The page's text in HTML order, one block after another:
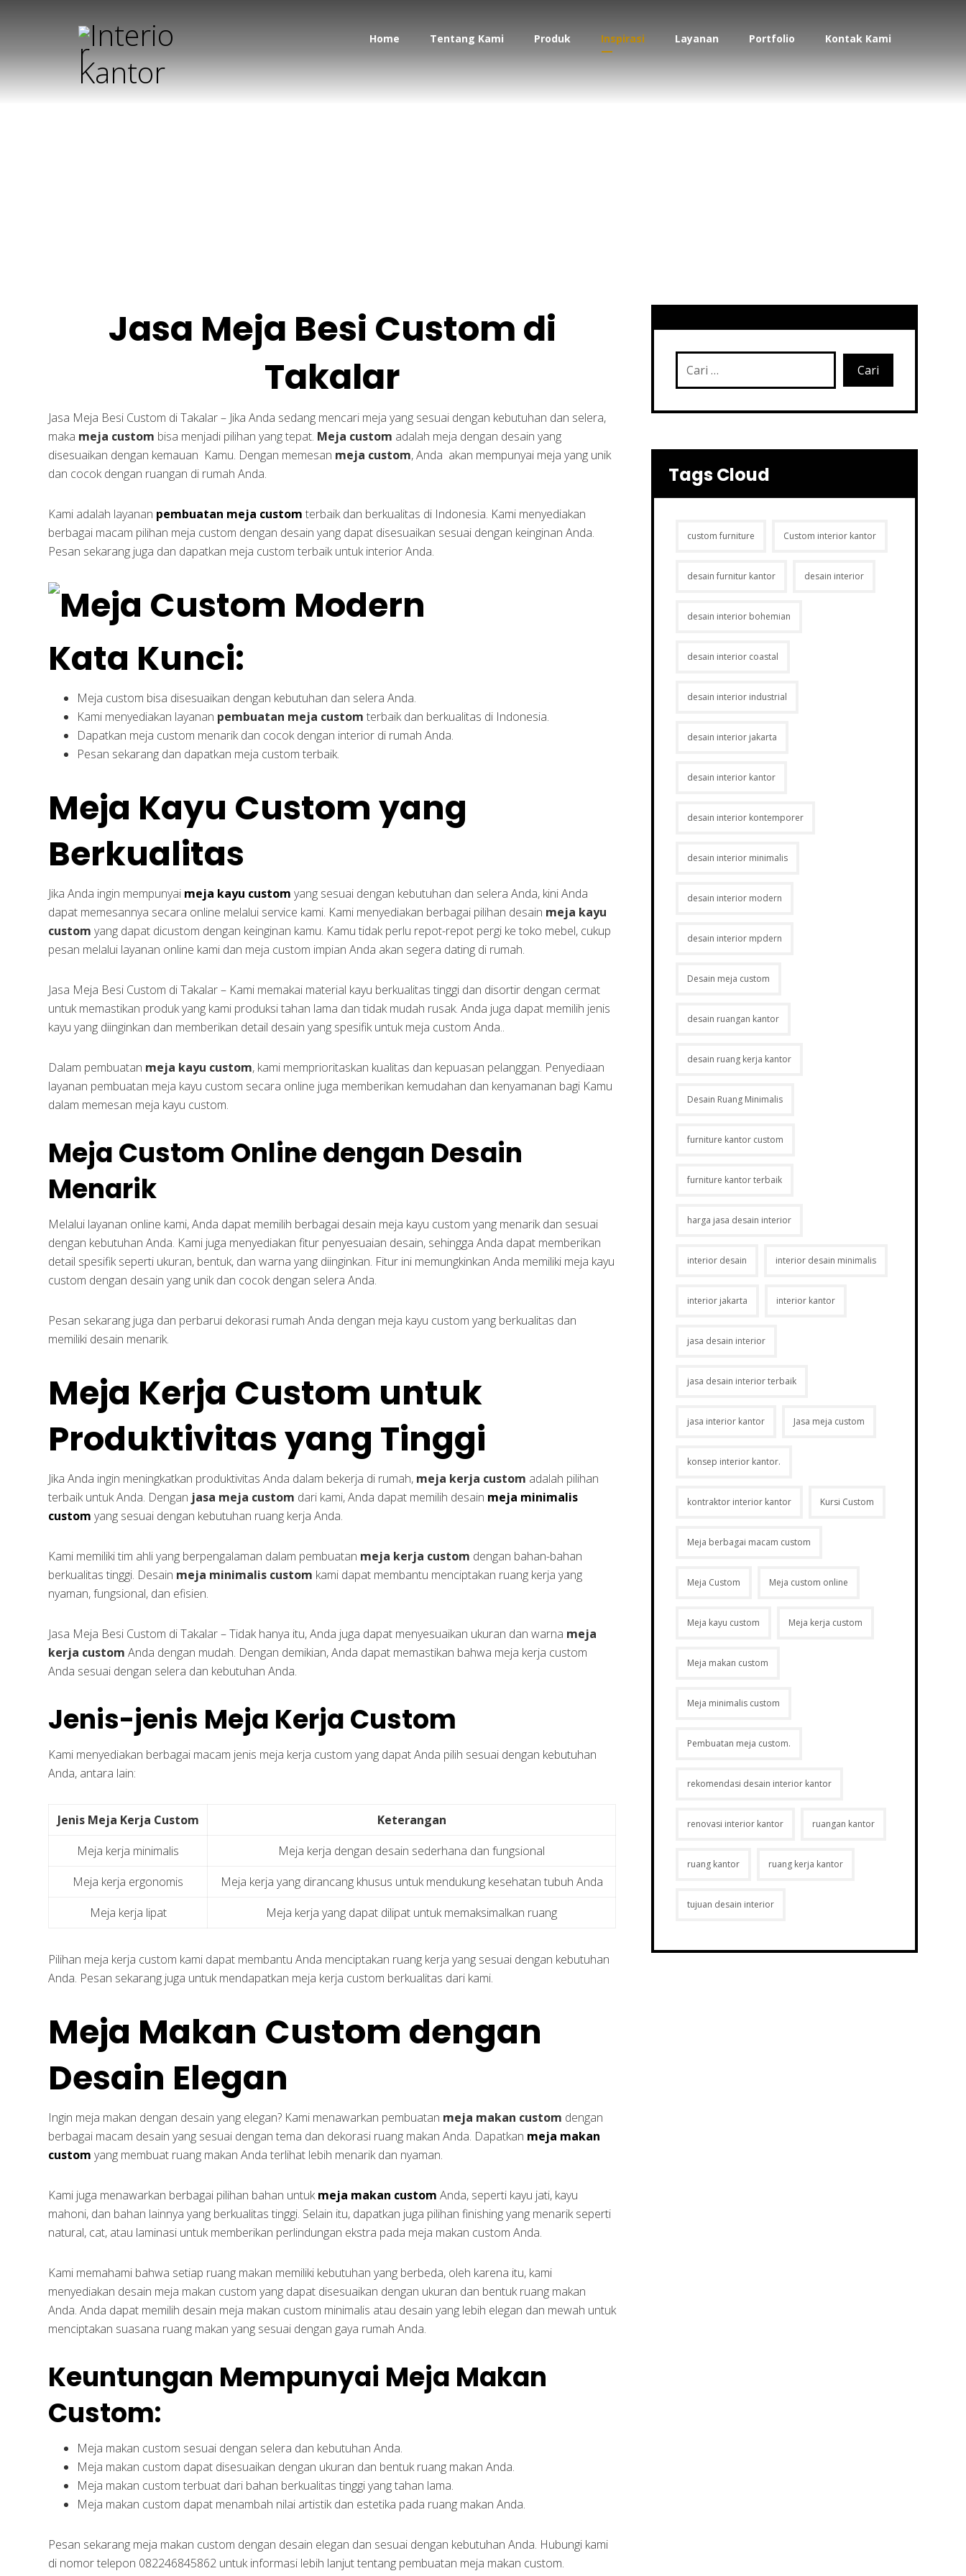
Home Tentang Kami Produk Inspirasi Layanan Portfolio Kontak Kami
Jasa Meja Besi Custom di
Takalar
Jasa Meja Besi Custom di Takalar – Jika Anda sedang mencari meja yang sesuai dengan kebutuhan dan selera,
maka meja custom bisa menjadi pilihan yang tepat. Meja custom adalah meja dengan desain yang
disesuaikan dengan kemauan Kamu. Dengan memesan meja custom, Anda akan mempunyai meja yang unik
dan cocok dengan ruangan di rumah Anda.
Kami adalah layanan pembuatan meja custom terbaik dan berkualitas di Indonesia. Kami menyediakan
berbagai macam pilihan meja custom dengan desain yang dapat disesuaikan sesuai dengan keinginan Anda.
Pesan sekarang juga dan dapatkan meja custom terbaik untuk interior Anda.
Kata Kunci:
Meja custom bisa disesuaikan dengan kebutuhan dan selera Anda.
Kami menyediakan layanan pembuatan meja custom terbaik dan berkualitas di Indonesia.
Dapatkan meja custom menarik dan cocok dengan interior di rumah Anda.
Pesan sekarang dan dapatkan meja custom terbaik.
Meja Kayu Custom yang
Berkualitas
Jika Anda ingin mempunyai meja kayu custom yang sesuai dengan kebutuhan dan selera Anda, kini Anda
dapat memesannya secara online melalui service kami. Kami menyediakan berbagai pilihan desain meja kayu
custom yang dapat dicustom dengan keinginan kamu. Kamu tidak perlu repot-repot pergi ke toko mebel, cukup
pesan melalui layanan online kami dan meja custom impian Anda akan segera dating di rumah.
Jasa Meja Besi Custom di Takalar – Kami memakai material kayu berkualitas tinggi dan disortir dengan cermat
untuk memastikan produk yang kami produksi tahan lama dan tidak mudah rusak. Anda juga dapat memilih jenis
kayu yang diinginkan dan memberikan detail desain yang spesifik untuk meja custom Anda..
Dalam pembuatan meja kayu custom, kami memprioritaskan kualitas dan kepuasan pelanggan. Penyediaan
layanan pembuatan meja kayu custom secara online juga memberikan kemudahan dan kenyamanan bagi Kamu
dalam memesan meja kayu custom.
Meja Custom Online dengan Desain
Menarik
Melalui layanan online kami, Anda dapat memilih berbagai desain meja kayu custom yang menarik dan sesuai
dengan kebutuhan Anda. Kami juga menyediakan fitur penyesuaian desain, sehingga Anda dapat memberikan
detail spesifik seperti ukuran, bentuk, dan warna yang diinginkan. Fitur ini memungkinkan Anda memiliki meja kayu
custom dengan desain yang unik dan cocok dengan selera Anda.
Pesan sekarang juga dan perbarui dekorasi rumah Anda dengan meja kayu custom yang berkualitas dan
memiliki desain menarik.
Meja Kerja Custom untuk
Produktivitas yang Tinggi
Jika Anda ingin meningkatkan produktivitas Anda dalam bekerja di rumah, meja kerja custom adalah pilihan
terbaik untuk Anda. Dengan jasa meja custom dari kami, Anda dapat memilih desain meja minimalis
custom yang sesuai dengan kebutuhan ruang kerja Anda.
Kami memiliki tim ahli yang berpengalaman dalam pembuatan meja kerja custom dengan bahan-bahan
berkualitas tinggi. Desain meja minimalis custom kami dapat membantu menciptakan ruang kerja yang
nyaman, fungsional, dan efisien.
Jasa Meja Besi Custom di Takalar – Tidak hanya itu, Anda juga dapat menyesuaikan ukuran dan warna meja
kerja custom Anda dengan mudah. Dengan demikian, Anda dapat memastikan bahwa meja kerja custom
Anda sesuai dengan selera dan kebutuhan Anda.
Jenis-jenis Meja Kerja Custom
Kami menyediakan berbagai macam jenis meja kerja custom yang dapat Anda pilih sesuai dengan kebutuhan
Anda, antara lain:
Jenis Meja Kerja Custom
Keterangan
Meja kerja minimalis
Meja kerja dengan desain sederhana dan fungsional
Meja kerja ergonomis
Meja kerja yang dirancang khusus untuk mendukung kesehatan tubuh Anda
Meja kerja lipat
Meja kerja yang dapat dilipat untuk memaksimalkan ruang
Pilihan meja kerja custom kami dapat membantu Anda menciptakan ruang kerja yang sesuai dengan kebutuhan
Anda. Pesan sekarang juga untuk mendapatkan meja kerja custom berkualitas dari kami.
Meja Makan Custom dengan
Desain Elegan
Ingin meja makan dengan desain yang elegan? Kami menawarkan pembuatan meja makan custom dengan
berbagai macam desain yang sesuai dengan tema dan dekorasi ruang makan Anda. Dapatkan meja makan
custom yang membuat ruang makan Anda terlihat lebih menarik dan nyaman.
Kami juga menawarkan berbagai pilihan bahan untukmeja makan custom Anda, seperti kayu jati, kayu
mahoni, dan bahan lainnya yang berkualitas tinggi. Selain itu, dapatkan juga pilihan finishing yang menarik seperti
natural, cat, atau laminasi untuk memberikan perlindungan ekstra pada meja makan custom Anda.
Kami memahami bahwa setiap ruang makan memiliki kebutuhan yang berbeda, oleh karena itu, kami
menyediakan desain meja makan custom yang dapat disesuaikan dengan ukuran dan bentuk ruang makan
Anda. Anda dapat memilih desain meja makan custom minimalis atau desain yang lebih elegan dan mewah untuk
menciptakan suasana ruang makan yang sesuai dengan gaya rumah Anda.
Keuntungan Mempunyai Meja Makan
Custom:
Meja makan custom sesuai dengan selera dan kebutuhan Anda.
Meja makan custom dapat disesuaikan dengan ukuran dan bentuk ruang makan Anda.
Meja makan custom terbuat dari bahan berkualitas tinggi yang tahan lama.
Meja makan custom dapat menambah nilai artistik dan estetika pada ruang makan Anda.
Pesan sekarang meja makan custom dengan desain elegan dan sesuai dengan kebutuhan Anda. Hubungi kami
di nomor telepon 082246845862 untuk informasi lebih lanjut tentang pembuatan meja makan custom.
Tags Cloud
custom furniture Custom interior kantor
desain furnitur kantor desain interior
desain interior bohemian
desain interior coastal
desain interior industrial
desain interior jakarta
desain interior kantor
desain interior kontemporer
desain interior minimalis
desain interior modern
desain interior mpdern
Desain meja custom
desain ruangan kantor
desain ruang kerja kantor
Desain Ruang Minimalis
furniture kantor custom
furniture kantor terbaik
harga jasa desain interior
interior desain interior desain minimalis
interior jakarta interior kantor
jasa desain interior
jasa desain interior terbaik
jasa interior kantor Jasa meja custom
konsep interior kantor.
kontraktor interior kantor Kursi Custom
Meja berbagai macam custom
Meja Custom Meja custom online
Meja kayu custom Meja kerja custom
Meja makan custom
Meja minimalis custom
Pembuatan meja custom.
rekomendasi desain interior kantor
renovasi interior kantor ruangan kantor
ruang kantor ruang kerja kantor
tujuan desain interior